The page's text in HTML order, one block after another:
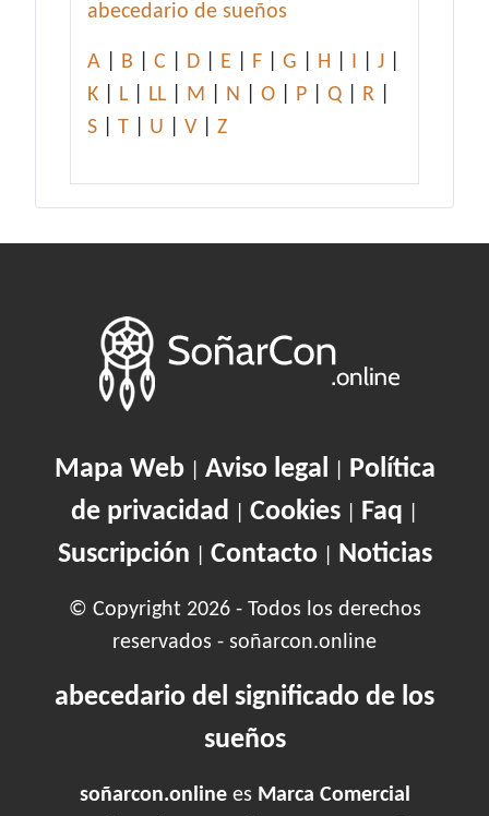
abecedario de sueños
A B C D E F G H I J
K
L LL M N O P Q R
S
T U V Z
Mapa Web| Aviso legal
Política
de privacidad
Cookies Faq
Suscripción Contacto| Noticias
© Copyright 2026 - Todos los derechos
reservados - soñarcon.online
abecedario del significado de los
sueños
soñarcon.onlinees Marca Comercial